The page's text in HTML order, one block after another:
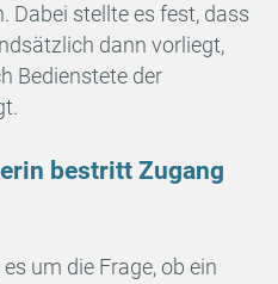
Dabei stellte es fest, dass
dann vorliegt,
Bedienstete der
bestritt Zugang
um die Frage, ob ein